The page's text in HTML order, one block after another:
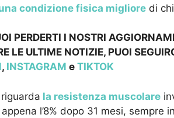
condizione fisica migliore di
PERDERTI I NOSTRI
LE ULTIME NOTIZIE, PUOI
, INSTAGRAM e TIKTOK
la resistenza muscolare
l’8% dopo 31 mesi,